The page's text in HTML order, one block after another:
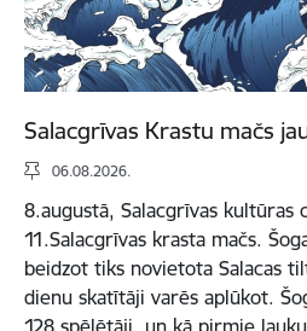
Salacgrīvas Krastu mačs
06.08.2026.
8.augustā, Salacgrīvas kultūras
11.Salacgrīvas krasta mačs.
beidzot tiks novietota Salacas
dienu skatītāji varēs aplūkot.